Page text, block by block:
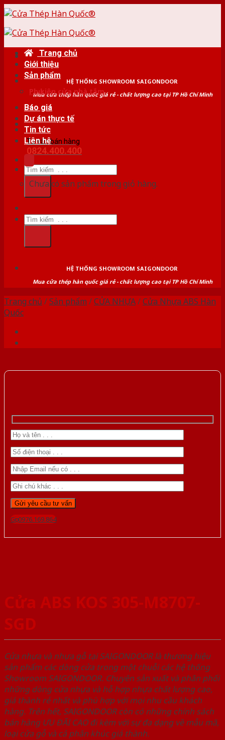
Skip
content
HỆ THỐNG SHOWROOM SAIGONDOOR
Mua cửa thép hàn quốc giá rẻ - chất lượng cao tại TP Hồ Chí Minh
Tư vấn bán hàng
0824.400.400
Tìm
kiếm:
Trang chủ
Giới thiệu
Sản phẩm
Phụ kiện cửa nhà tắm
Báo giá
Dự án thực tế
Tin tức
Liên hệ
Chưa có sản phẩm trong giỏ hàng.
Tìm
kiếm:
HỆ THỐNG SHOWROOM SAIGONDOOR
Mua cửa thép hàn quốc giá rẻ - chất lượng cao tại TP Hồ Chí Minh
Trang chủ /Sản phẩm /CỬA NHỰA/Cửa Nhựa ABS Hàn
Quốc
Gọi 0976.169.864
Cửa ABS KOS 305-M8707-
SGD
Cửa nhựa và nhựa gỗ tại SAIGONDOOR là thương hiệu
sản phẩm các dòng cửa trong một chuỗi các hệ thống
Showroom SAIGONDOOR. Chuyên sản xuất và phân phối
những dòng cửa nhựa và hỗ hợp nhựa chất lượng cao,
giá thành rẻ nhất và phù hợp với mọi nhu cầu khách
hàng. Trên hết, SAIGONDOOR còn có những chính sách
bán hàng ƯU ĐÃI CAO đi kèm với sự đa dạng về mẫu mã,
loại cửa gỗ và cả phân khúc giá thành.